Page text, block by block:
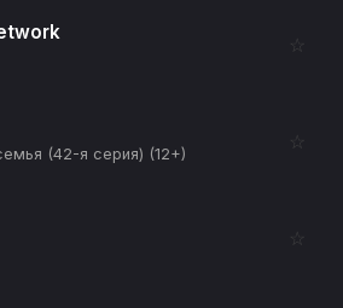
☆
(42-я серия) (12+)
☆
☆